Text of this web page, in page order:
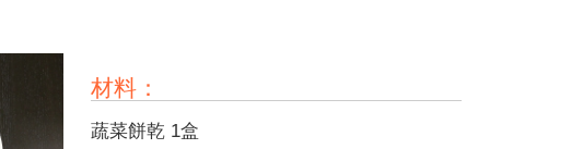
材料：
蔬菜餅乾 1盒